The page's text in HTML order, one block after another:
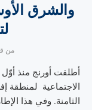
من
الثامنة. وفي هذا